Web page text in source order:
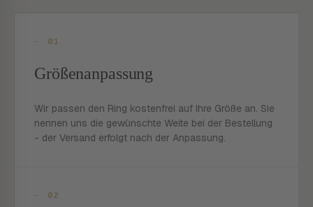
- 01
Größenanpassung
Wir passen den Ring kostenfrei auf Ihre Größe an. Sie
nennen uns die gewünschte Weite bei der Bestellung
- der Versand erfolgt nach der Anpassung.
- 02